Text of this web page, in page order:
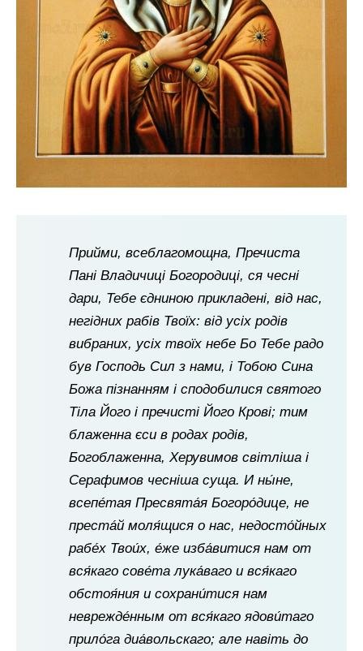
Прийми, всеблагомощна, Пречиста
Пані Владичиці Богородиці, ся чесні
дари, Тебе єдниною прикладені, від нас,
негідних рабів Твоїх: від усіх родів
вибраних, усіх твоїх небе Бо Тебе радо
був Господь Сил з нами, і Тобою Сина
Божа пізнанням і сподобилися святого
Тіла Його і пречисті Його Крові; тим
блаженна єси в родах родів,
Богоблаженна, Херувимов світліша і
Серафимов чесніша суща. И ны́не,
всепе́тая Пресвята́я Богоро́дице, не
преста́й моля́щися о нас, недосто́йных
рабе́х Твои́х, е́же изба́витися нам от
вся́каго сове́та лука́ваго и вся́каго
обстоя́ния и сохрани́тися нам
неврежде́нным от вся́каго ядови́таго
прило́га диа́вольскаго; але навіть до